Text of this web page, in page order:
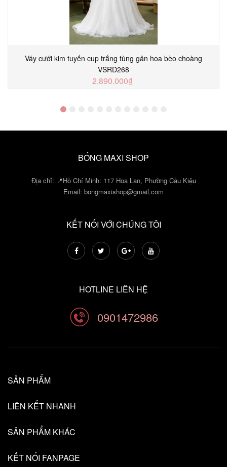
Váy cưới kim tuyến cup trắng tùng gân hoa bèo choàng
VSRD268
2.890.000₫
BỐNG MAXI SHOP
Địa chỉ: 📍Hồ Chí Minh: 117 Hoa Lan, Phường Cầu Kiệu
Email: bongmaxishop@gmail.com
KẾT NỐI VỚI CHÚNG TÔI
HOTLINE LIÊN HỆ
0901472986
SẢN PHẨM
LIÊN KẾT NHANH
SẢN PHẨM KHÁC
KẾT NỐI FANPAGE